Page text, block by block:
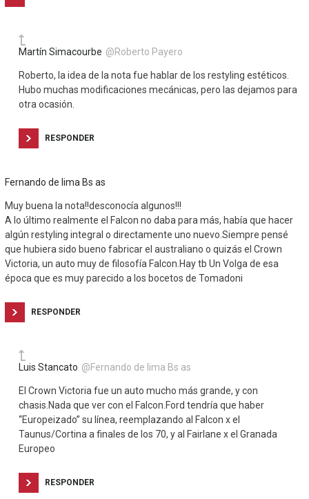
Martín Simacourbe @Roberto Payero
Roberto, la idea de la nota fue hablar de los restyling estéticos.
Hubo muchas modificaciones mecánicas, pero las dejamos para
otra ocasión.
RESPONDER
Fernando de lima Bs as
Muy buena la nota!!desconocía algunos!!!
A lo último realmente el Falcon no daba para más, había que hacer
algún restyling integral o directamente uno nuevo.Siempre pensé
que hubiera sido bueno fabricar el australiano o quizás el Crown
Victoria, un auto muy de filosofía Falcon.Hay tb Un Volga de esa
época que es muy parecido a los bocetos de Tomadoni
RESPONDER
Luis Stancato @Fernando de lima Bs as
El Crown Victoria fue un auto mucho más grande, y con
chasis.Nada que ver con el Falcon.Ford tendría que haber
“Europeizado” su línea, reemplazando al Falcon x el
Taunus/Cortina a finales de los 70, y al Fairlane x el Granada
Europeo
RESPONDER